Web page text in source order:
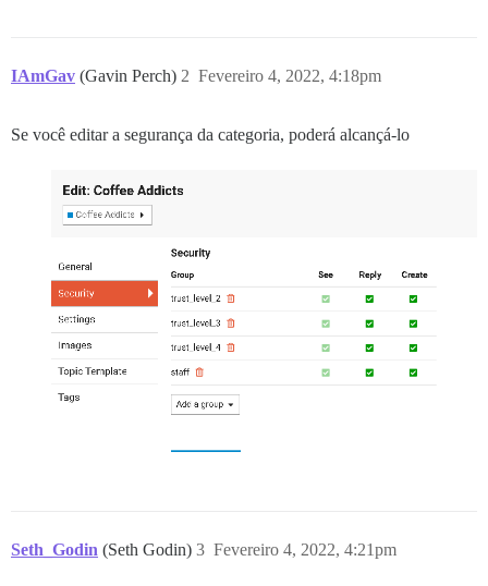
IAmGav (Gavin Perch) Fevereiro 4, 2022, 4:18pm
2
Se você editar a segurança da categoria, poderá alcançá-lo
Seth_Godin (Seth Godin) Fevereiro 4, 2022, 4:21pm
3